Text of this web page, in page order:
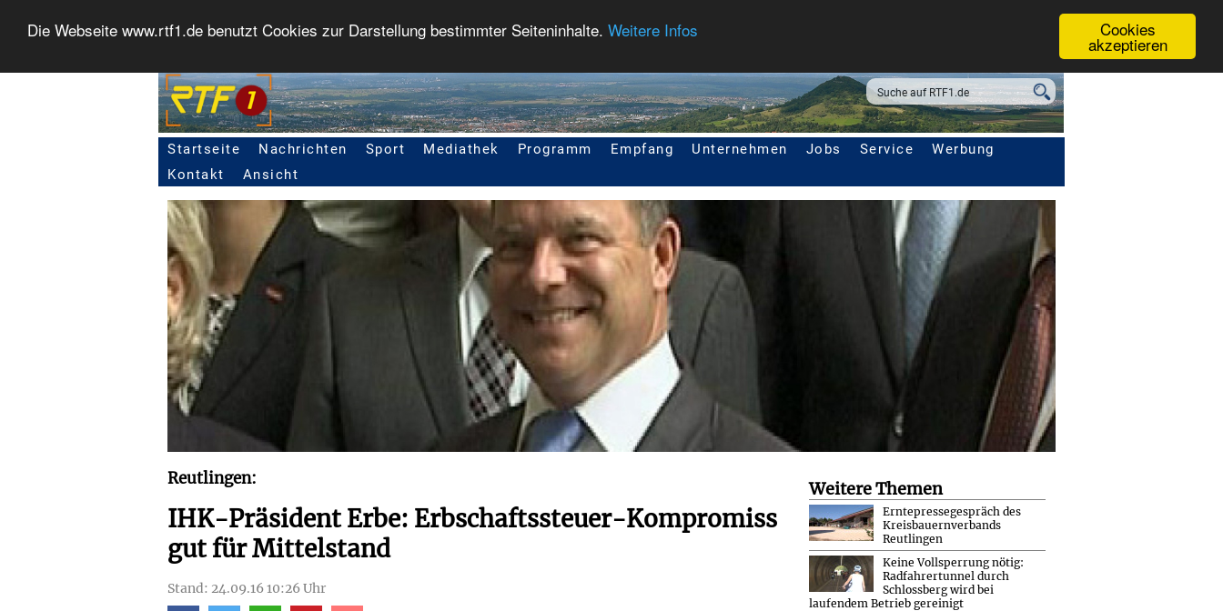
Cookies
akzeptieren
Die Webseite www.rtf1.de benutzt Cookies zur Darstellung bestimmter Seiteninhalte. Weitere Infos
Seitennavigation
Startseite Nachrichten Sport Mediathek Programm Empfang Unternehmen Jobs Service
Werbung
Kontakt
Ansicht
Reutlingen:
IHK-Präsident Erbe: Erbschaftssteuer-Kompromiss
gut für Mittelstand
Stand: 24.09.16 10:26 Uhr
Weitere Themen
Erntepressegespräch des
Kreisbauernverbands
Reutlingen
Keine Vollsperrung nötig:
Radfahrertunnel durch
Schlossberg wird bei
laufendem Betrieb gereinigt